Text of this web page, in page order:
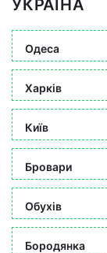
УКРАЇНА
Одеса
Харків
Київ
Бровари
Обухів
Бородянка